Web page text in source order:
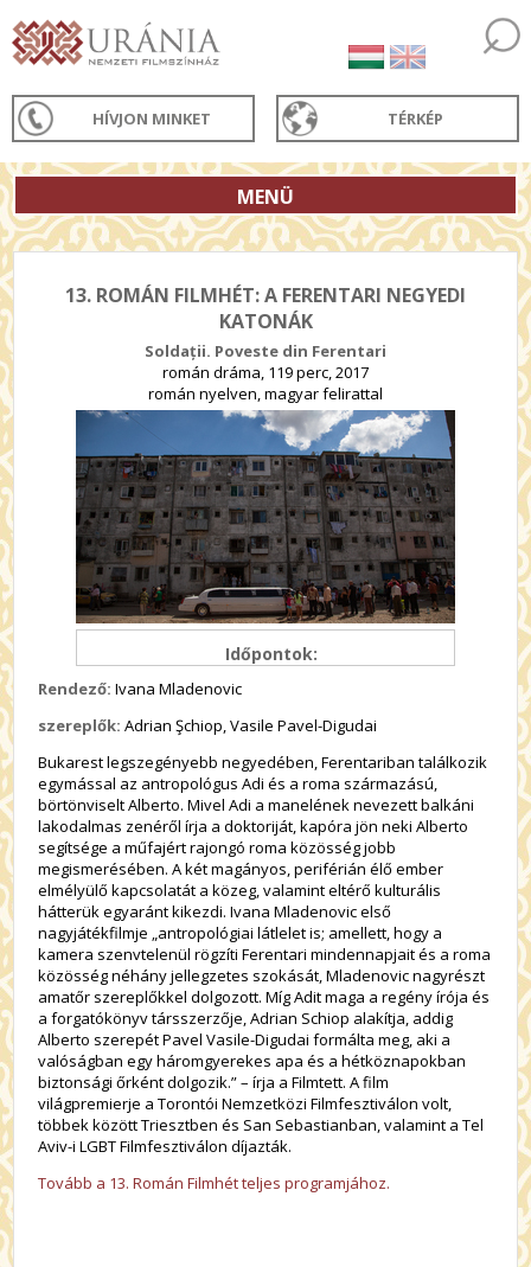
HÍVJON MINKET TÉRKÉP
MENÜ
13. ROMÁN FILMHÉT: A FERENTARI NEGYEDI
KATONÁK
Soldații. Poveste din Ferentari
román dráma, 119 perc, 2017
román nyelven, magyar felirattal
Időpontok:
Rendező: Ivana Mladenovic
szereplők: Adrian Şchiop, Vasile Pavel-Digudai
Bukarest legszegényebb negyedében, Ferentariban találkozik
egymással az antropológus Adi és a roma származású,
börtönviselt Alberto. Mivel Adi a manelének nevezett balkáni
lakodalmas zenéről írja a doktoriját, kapóra jön neki Alberto
segítsége a műfajért rajongó roma közösség jobb
megismerésében. A két magányos, periférián élő ember
elmélyülő kapcsolatát a közeg, valamint eltérő kulturális
hátterük egyaránt kikezdi. Ivana Mladenovic első
nagyjátékfilmje „antropológiai látlelet is; amellett, hogy a
kamera szenvtelenül rögzíti Ferentari mindennapjait és a roma
közösség néhány jellegzetes szokását, Mladenovic nagyrészt
amatőr szereplőkkel dolgozott. Míg Adit maga a regény írója és
a forgatókönyv társszerzője, Adrian Schiop alakítja, addig
Alberto szerepét Pavel Vasile-Digudai formálta meg, aki a
valóságban egy háromgyerekes apa és a hétköznapokban
biztonsági őrként dolgozik.” – írja a Filmtett. A film
világpremierje a Torontói Nemzetközi Filmfesztiválon volt,
többek között Triesztben és San Sebastianban, valamint a Tel
Aviv-i LGBT Filmfesztiválon díjazták.
Tovább a 13. Román Filmhét teljes programjához.